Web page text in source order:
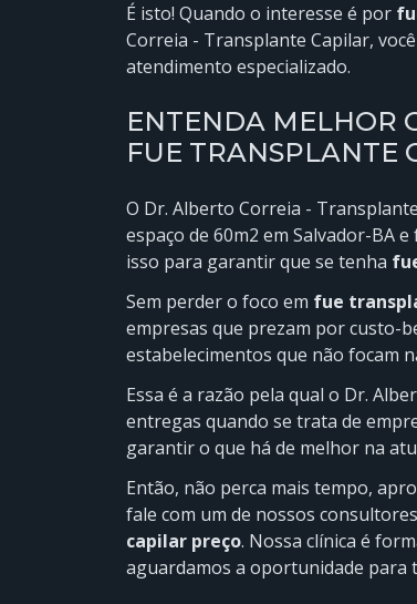
É isto! Quando o interesse é por
Correia - Transplante Capilar,
atendimento especializado.
ENTENDA MELHOR
FUE TRANSPLANTE
O Dr. Alberto Correia -
espaço de 60m2 em Salvador-BA
isso para garantir que se tenha
Sem perder o foco em fue
empresas que prezam por custo-
estabelecimentos que não focam
Essa é a razão pela qual o Dr.
entregas quando se trata de
garantir o que há de melhor na
Então, não perca mais tempo,
fale com um de nossos
capilar preço. Nossa clínica é
aguardamos a oportunidade para